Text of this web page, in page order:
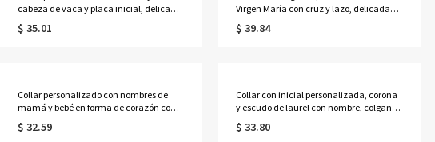
cabeza de vaca y placa inicial, delicada
joyería del oeste, regalo de
cumpleaños/aniversario para
$ 35.01
Virgen María con cruz y lazo, delicada
joyería cristiana, regalo de
cumpleaños/bautizo/Navidad para
$ 39.84
Collar personalizado con nombres de
mamá y bebé en forma de corazón con
piedras de nacimiento, delicado collar
para madres, joyería familiar con
$ 32.59
Collar con inicial personalizada, corona
y escudo de laurel con nombre, colgante
de lujo para hombre, regalo de
cumpleaños/Día del Padre para
$ 33.80